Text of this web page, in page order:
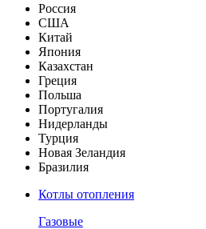
Россия
США
Китай
Япония
Казахстан
Греция
Польша
Португалия
Нидерланды
Турция
Новая Зеландия
Бразилия
Котлы отопления
Газовые